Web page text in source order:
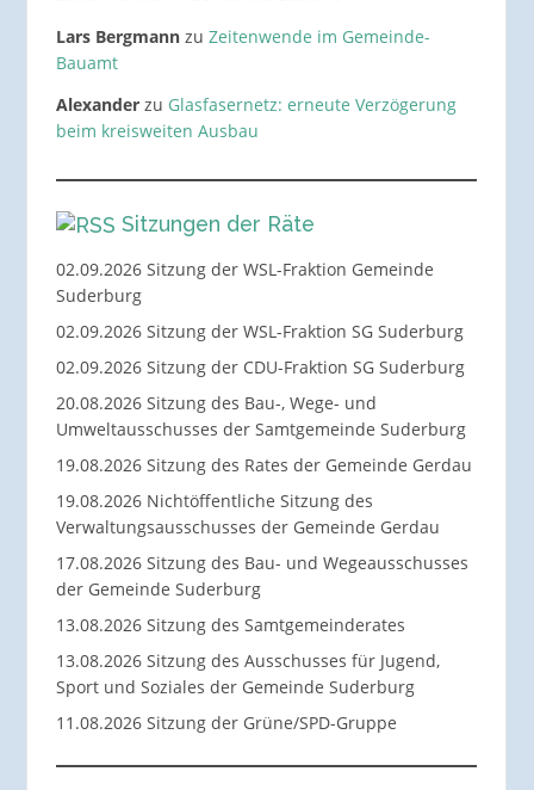
Lars Bergmannzu Zeitenwende im Gemeinde-
Bauamt
Alexanderzu Glasfasernetz: erneute Verzögerung
beim kreisweiten Ausbau
Sitzungen der Räte
02.09.2026 Sitzung der WSL-Fraktion Gemeinde
Suderburg
02.09.2026 Sitzung der WSL-Fraktion SG Suderburg
02.09.2026 Sitzung der CDU-Fraktion SG Suderburg
20.08.2026 Sitzung des Bau-, Wege- und
Umweltausschusses der Samtgemeinde Suderburg
19.08.2026 Sitzung des Rates der Gemeinde Gerdau
19.08.2026 Nichtöffentliche Sitzung des
Verwaltungsausschusses der Gemeinde Gerdau
17.08.2026 Sitzung des Bau- und Wegeausschusses
der Gemeinde Suderburg
13.08.2026 Sitzung des Samtgemeinderates
13.08.2026 Sitzung des Ausschusses für Jugend,
Sport und Soziales der Gemeinde Suderburg
11.08.2026 Sitzung der Grüne/SPD-Gruppe